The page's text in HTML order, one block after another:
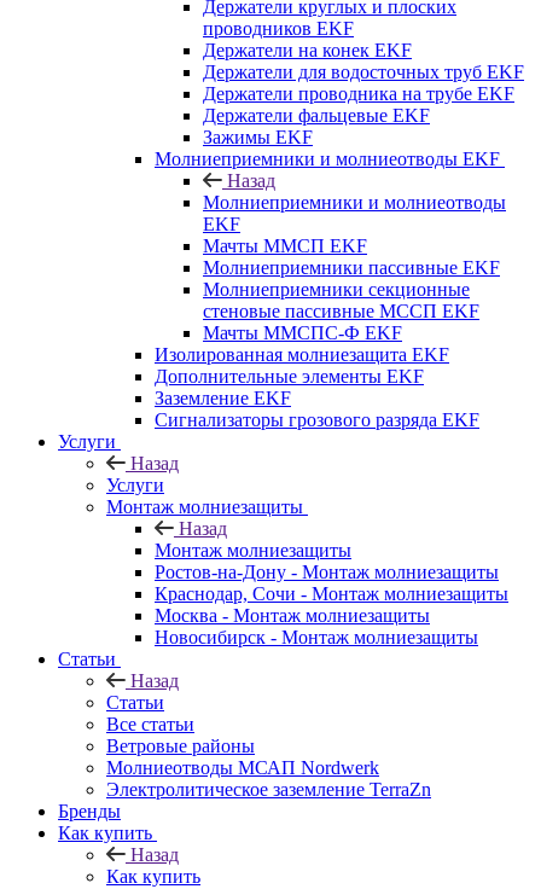
Держатели круглых и плоских
проводников EKF
Держатели на конек EKF
Держатели для водосточных труб EKF
Держатели проводника на трубе EKF
Держатели фальцевые EKF
Зажимы EKF
Молниеприемники и молниеотводы EKF
Назад
Молниеприемники и молниеотводы
EKF
Мачты ММСП EKF
Молниеприемники пассивные EKF
Молниеприемники секционные
стеновые пассивные МССП EKF
Мачты ММСПС-Ф EKF
Изолированная молниезащита EKF
Дополнительные элементы EKF
Заземление EKF
Сигнализаторы грозового разряда EKF
Услуги
Назад
Услуги
Монтаж молниезащиты
Назад
Монтаж молниезащиты
Ростов-на-Дону - Монтаж молниезащиты
Краснодар, Сочи - Монтаж молниезащиты
Москва - Монтаж молниезащиты
Новосибирск - Монтаж молниезащиты
Статьи
Назад
Статьи
Все статьи
Ветровые районы
Молниеотводы МСАП Nordwerk
Электролитическое заземление TerraZn
Бренды
Как купить
Назад
Как купить